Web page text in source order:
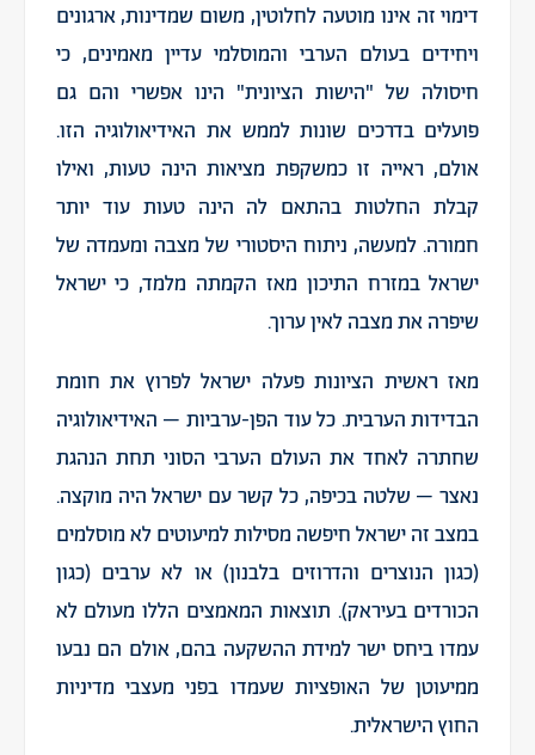
דימוי זה אינו מוטעה לחלוטין, משום שמדינות, ארגונים
ויחידים בעולם הערבי והמוסלמי עדיין מאמינים, כי
חיסולה של "הישות הציונית" הינו אפשרי והם גם
פועלים בדרכים שונות לממש את האידיאולוגיה הזו.
אולם, ראייה זו כמשקפת מציאות הינה טעות, ואילו
קבלת החלטות בהתאם לה הינה טעות עוד יותר
חמורה. למעשה, ניתוח היסטורי של מצבה ומעמדה של
ישראל במזרח התיכון מאז הקמתה מלמד, כי ישראל
שיפרה את מצבה לאין ערוך.
מאז ראשית הציונות פעלה ישראל לפרוץ את חומת
הבדידות הערבית. כל עוד הפן-ערביות – האידיאולוגיה
שחתרה לאחד את העולם הערבי הסוני תחת הנהגת
נאצר – שלטה בכיפה, כל קשר עם ישראל היה מוקצה.
במצב זה ישראל חיפשה מסילות למיעוטים לא מוסלמים
(כגון הנוצרים והדרוזים בלבנון) או לא ערבים (כגון
הכורדים בעיראק). תוצאות המאמצים הללו מעולם לא
עמדו ביחס ישר למידת ההשקעה בהם, אולם הם נבעו
ממיעוטן של האופציות שעמדו בפני מעצבי מדיניות
החוץ הישראלית.